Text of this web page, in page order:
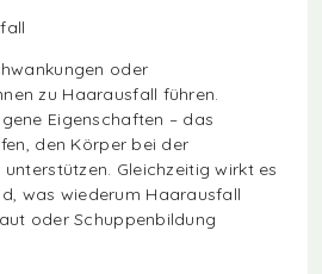
oder
zu Haarausfall führen.
Eigenschaften – das
den Körper bei der
Gleichzeitig wirkt es
was wiederum Haarausfall
oder Schuppenbildung